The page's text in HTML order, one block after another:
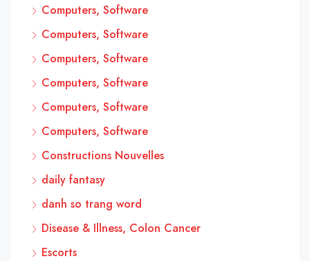
Computers, Software
Computers, Software
Computers, Software
Computers, Software
Computers, Software
Computers, Software
Constructions Nouvelles
daily fantasy
danh so trang word
Disease & Illness, Colon Cancer
Escorts